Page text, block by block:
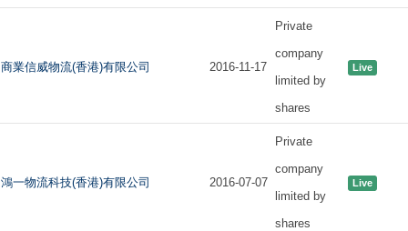
商業信威物流(香港)有限公司 2016-11-17
Private
company
limited by
shares
Live
鴻一物流科技(香港)有限公司 2016-07-07
Private
company
limited by
shares
Live